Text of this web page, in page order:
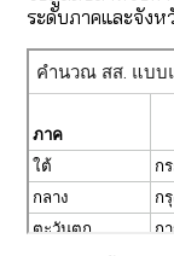
ระดับภาคและจัง